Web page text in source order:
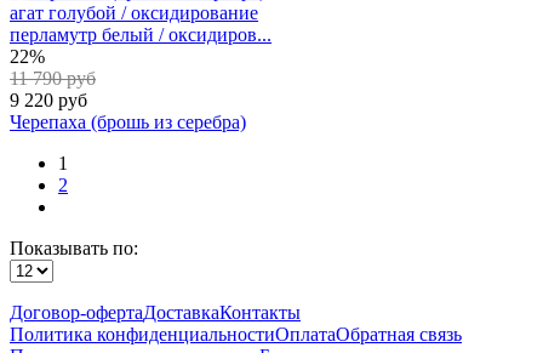
агат голубой / оксидирование
перламутр белый / оксидиров...
22%
11 790 руб
9 220 руб
Черепаха (брошь из серебра)
1
2
Показывать по:
Договор-офертаДоставкаКонтакты
Политика конфиденциальностиОплатаОбратная связь